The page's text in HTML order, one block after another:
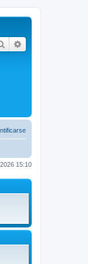
Buscar
15:10